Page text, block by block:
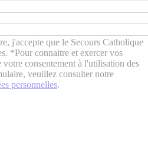
j'accepte que le Secours Catholique
*Pour connaitre et exercer vos
consentement à l'utilisation des
veuillez consulter notre
personnelles.